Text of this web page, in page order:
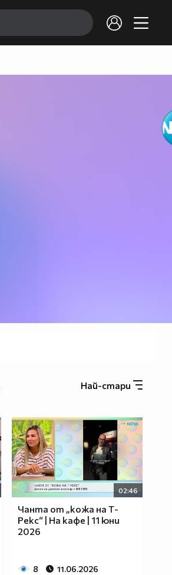
Най-стари
02:46
Чанта от „кожа на Т-
Рекс“ | На кафе | 11 юни
2026
8 11.06.2026